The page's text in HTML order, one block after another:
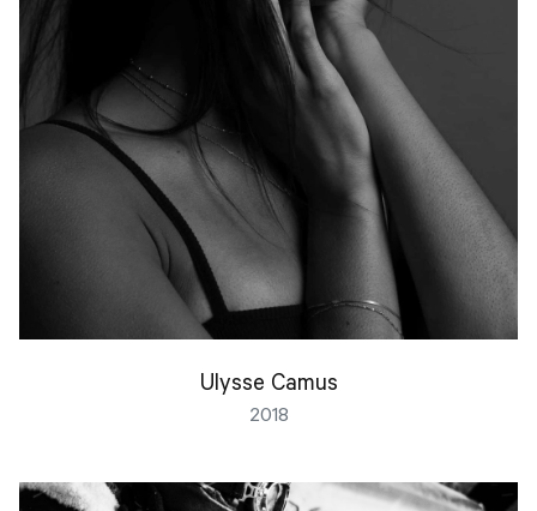
Ulysse Camus
2018